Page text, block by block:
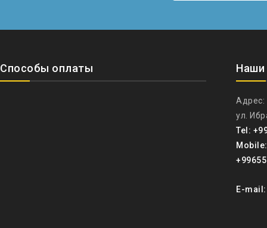
Способы оплаты Наши
Адрес:
ул.
Tel:
E-